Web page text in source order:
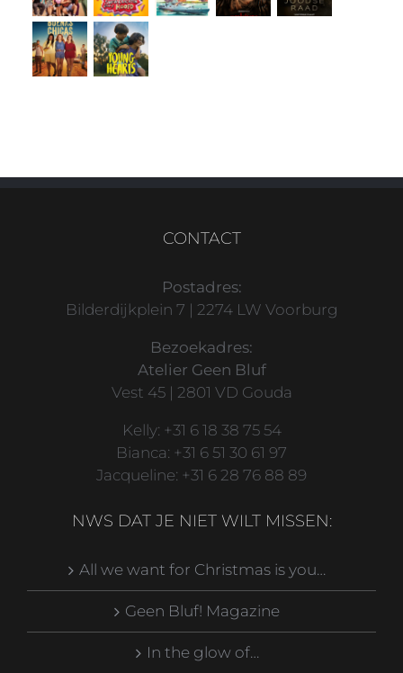
CONTACT
Postadres:
Bilderdijkplein 7 | 2274 LW Voorburg
Bezoekadres:
Atelier Geen Bluf
Vest 45 | 2801 VD Gouda
Kelly: +31 6 18 38 75 54
Bianca: +31 6 51 30 61 97
Jacqueline: +31 6 28 76 88 89
NWS DAT JE NIET WILT MISSEN:
All we want for Christmas is you…
Geen Bluf! Magazine
In the glow of…